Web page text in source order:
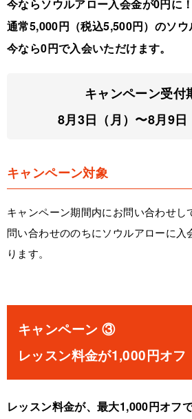
今ならソウルアロー入会金が0円に！
通常5,000円（税込5,500円）のソウ
今なら0円で入会いただけます。
キャンペーン受付
8月3日（月）〜8月9日
キャンペーン対象
キャンペーン期間内にお問い合わせし
問い合わせののちにソウルアローに入
ります。
キャンペーン ③
レッスン料金が1,000円オフ
レッスン料金が、最大1,000円オフ